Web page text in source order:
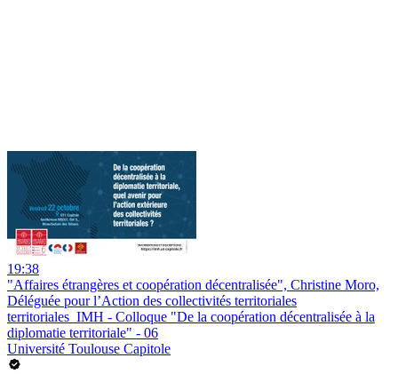
19:38
"Affaires étrangères et coopération décentralisée", Christine Moro,
Déléguée pour l’Action des collectivités territoriales
territoriales_IMH - Colloque "De la coopération décentralisée à la
diplomatie territoriale" - 06
Université Toulouse Capitole